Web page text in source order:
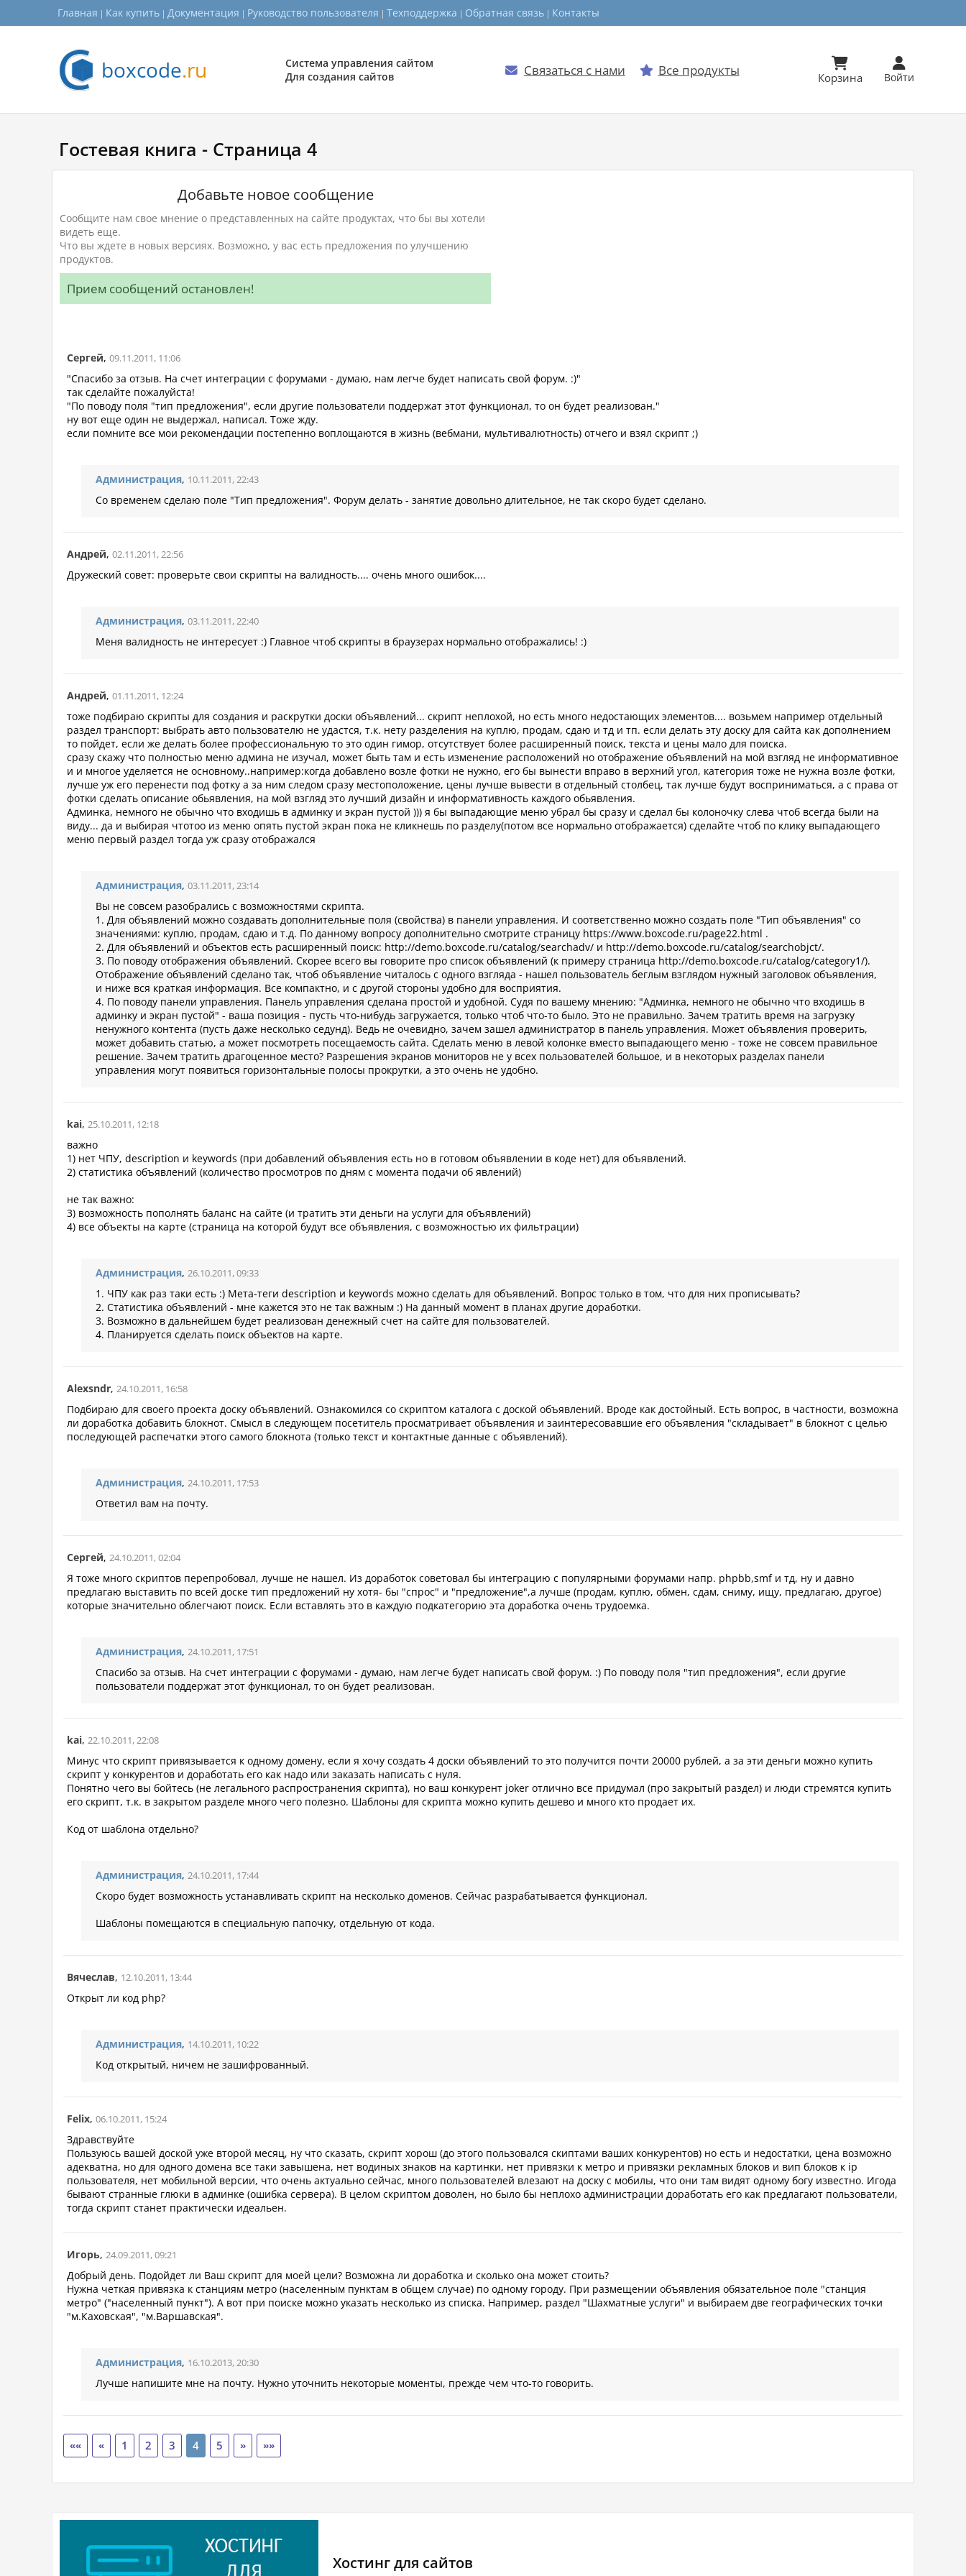
Главная Как купить Документация Руководство пользователя Техподдержка Обратная связь Контакты
boxcode.ru
Система управления сайтом
Для создания сайтов
 Связаться с нами  Все продукты

Корзина

Войти
Гостевая книга - Страница 4
Добавьте новое сообщение
Сообщите нам свое мнение о представленных на сайте продуктах, что бы вы хотели
видеть еще.
Что вы ждете в новых версиях. Возможно, у вас есть предложения по улучшению
продуктов.
Прием сообщений остановлен!
Сергей, 09.11.2011, 11:06
"Спасибо за отзыв. На счет интеграции с форумами - думаю, нам легче будет написать свой форум. :)"
так сделайте пожалуйста!
"По поводу поля "тип предложения", если другие пользователи поддержат этот функционал, то он будет реализован."
ну вот еще один не выдержал, написал. Тоже жду.
если помните все мои рекомендации постепенно воплощаются в жизнь (вебмани, мультивалютность) отчего и взял скрипт ;)
Администрация, 10.11.2011, 22:43
Со временем сделаю поле "Тип предложения". Форум делать - занятие довольно длительное, не так скоро будет сделано.
Андрей, 02.11.2011, 22:56
Дружеский совет: проверьте свои скрипты на валидность.... очень много ошибок....
Администрация, 03.11.2011, 22:40
Меня валидность не интересует :) Главное чтоб скрипты в браузерах нормально отображались! :)
Андрей, 01.11.2011, 12:24
тоже подбираю скрипты для создания и раскрутки доски объявлений... скрипт неплохой, но есть много недостающих элементов.... возьмем например отдельный
раздел транспорт: выбрать авто пользователю не удастся, т.к. нету разделения на куплю, продам, сдаю и тд и тп. если делать эту доску для сайта как дополнением
то пойдет, если же делать более профессиональную то это один гимор, отсутствует более расширенный поиск, текста и цены мало для поиска.
сразу скажу что полностью меню админа не изучал, может быть там и есть изменение расположений но отображение объявлений на мой взгляд не информативное
и и многое уделяется не основному..например:когда добавлено возле фотки не нужно, его бы вынести вправо в верхний угол, категория тоже не нужна возле фотки,
лучше уж его перенести под фотку а за ним следом сразу местоположение, цены лучше вывести в отдельный столбец, так лучше будут восприниматься, а с права от
фотки сделать описание обьявления, на мой взгляд это лучший дизайн и информативность каждого обьявления.
Админка, немного не обычно что входишь в админку и экран пустой ))) я бы выпадающие меню убрал бы сразу и сделал бы колоночку слева чтоб всегда были на
виду... да и выбирая чтотоо из меню опять пустой экран пока не кликнешь по разделу(потом все нормально отображается) сделайте чтоб по клику выпадающего
меню первый раздел тогда уж сразу отображался
Администрация, 03.11.2011, 23:14
Вы не совсем разобрались с возможностями скрипта.
1. Для объявлений можно создавать дополнительные поля (свойства) в панели управления. И соответственно можно создать поле "Тип объявления" со
значениями: куплю, продам, сдаю и т.д. По данному вопросу дополнительно смотрите страницу https://www.boxcode.ru/page22.html .
2. Для объявлений и объектов есть расширенный поиск: http://demo.boxcode.ru/catalog/searchadv/ и http://demo.boxcode.ru/catalog/searchobjct/.
3. По поводу отображения объявлений. Скорее всего вы говорите про список объявлений (к примеру страница http://demo.boxcode.ru/catalog/category1/).
Отображение объявлений сделано так, чтоб объявление читалось с одного взгляда - нашел пользователь беглым взглядом нужный заголовок объявления,
и ниже вся краткая информация. Все компактно, и с другой стороны удобно для восприятия.
4. По поводу панели управления. Панель управления сделана простой и удобной. Судя по вашему мнению: "Админка, немного не обычно что входишь в
админку и экран пустой" - ваша позиция - пусть что-нибудь загружается, только чтоб что-то было. Это не правильно. Зачем тратить время на загрузку
ненужного контента (пусть даже несколько седунд). Ведь не очевидно, зачем зашел администратор в панель управления. Может объявления проверить,
может добавить статью, а может посмотреть посещаемость сайта. Сделать меню в левой колонке вместо выпадающего меню - тоже не совсем правильное
решение. Зачем тратить драгоценное место? Разрешения экранов мониторов не у всех пользователей большое, и в некоторых разделах панели
управления могут появиться горизонтальные полосы прокрутки, а это очень не удобно.
kai, 25.10.2011, 12:18
важно
1) нет ЧПУ, description и keywords (при добавлений объявления есть но в готовом объявлении в коде нет) для объявлений.
2) статистика объявлений (количество просмотров по дням с момента подачи об явлений)
не так важно:
3) возможность пополнять баланс на сайте (и тратить эти деньги на услуги для объявлений)
4) все объекты на карте (страница на которой будут все объявления, с возможностью их фильтрации)
Администрация, 26.10.2011, 09:33
1. ЧПУ как раз таки есть :) Мета-теги description и keywords можно сделать для объявлений. Вопрос только в том, что для них прописывать?
2. Статистика объявлений - мне кажется это не так важным :) На данный момент в планах другие доработки.
3. Возможно в дальнейшем будет реализован денежный счет на сайте для пользователей.
4. Планируется сделать поиск объектов на карте.
Alexsndr, 24.10.2011, 16:58
Подбираю для своего проекта доску объявлений. Ознакомился со скриптом каталога с доской объявлений. Вроде как достойный. Есть вопрос, в частности, возможна
ли доработка добавить блокнот. Смысл в следующем посетитель просматривает объявления и заинтересовавшие его объявления "складывает" в блокнот с целью
последующей распечатки этого самого блокнота (только текст и контактные данные с объявлений).
Администрация, 24.10.2011, 17:53
Ответил вам на почту.
Сергей, 24.10.2011, 02:04
Я тоже много скриптов перепробовал, лучше не нашел. Из доработок советовал бы интеграцию с популярными форумами напр. phpbb,smf и тд, ну и давно
предлагаю выставить по всей доске тип предложений ну хотя- бы "спрос" и "предложение",а лучше (продам, куплю, обмен, сдам, сниму, ищу, предлагаю, другое)
которые значительно облегчают поиск. Если вставлять это в каждую подкатегорию эта доработка очень трудоемка.
Администрация, 24.10.2011, 17:51
Спасибо за отзыв. На счет интеграции с форумами - думаю, нам легче будет написать свой форум. :) По поводу поля "тип предложения", если другие
пользователи поддержат этот функционал, то он будет реализован.
kai, 22.10.2011, 22:08
Минус что скрипт привязывается к одному домену, если я хочу создать 4 доски объявлений то это получится почти 20000 рублей, а за эти деньги можно купить
скрипт у конкурентов и доработать его как надо или заказать написать с нуля.
Понятно чего вы бойтесь (не легального распространения скрипта), но ваш конкурент joker отлично все придумал (про закрытый раздел) и люди стремятся купить
его скрипт, т.к. в закрытом разделе много чего полезно. Шаблоны для скрипта можно купить дешево и много кто продает их.
Код от шаблона отдельно?
Администрация, 24.10.2011, 17:44
Скоро будет возможность устанавливать скрипт на несколько доменов. Сейчас разрабатывается функционал.
Шаблоны помещаются в специальную папочку, отдельную от кода.
Вячеслав, 12.10.2011, 13:44
Открыт ли код php?
Администрация, 14.10.2011, 10:22
Код открытый, ничем не зашифрованный.
Felix, 06.10.2011, 15:24
Здравствуйте
Пользуюсь вашей доской уже второй месяц, ну что сказать, скрипт хорош (до этого пользовался скиптами ваших конкурентов) но есть и недостатки, цена возможно
адекватна, но для одного домена все таки завышена, нет водиных знаков на картинки, нет привязки к метро и привязки рекламных блоков и вип блоков к ip
пользователя, нет мобильной версии, что очень актуально сейчас, много пользователей влезают на доску с мобилы, что они там видят одному богу известно. Игода
бывают странные глюки в админке (ошибка сервера). В целом скриптом доволен, но было бы неплохо администрации доработать его как предлагают пользователи,
тогда скрипт станет практически идеальен.
Игорь, 24.09.2011, 09:21
Добрый день. Подойдет ли Ваш скрипт для моей цели? Возможна ли доработка и сколько она может стоить?
Нужна четкая привязка к станциям метро (населенным пунктам в общем случае) по одному городу. При размещении объявления обязательное поле "станция
метро" ("населенный пункт"). А вот при поиске можно указать несколько из списка. Например, раздел "Шахматные услуги" и выбираем две географических точки
"м.Каховская", "м.Варшавская".
Администрация, 16.10.2013, 20:30
Лучше напишите мне на почту. Нужно уточнить некоторые моменты, прежде чем что-то говорить.
«« « 1 2 3 4 5 » »»
Хостинг для сайтов